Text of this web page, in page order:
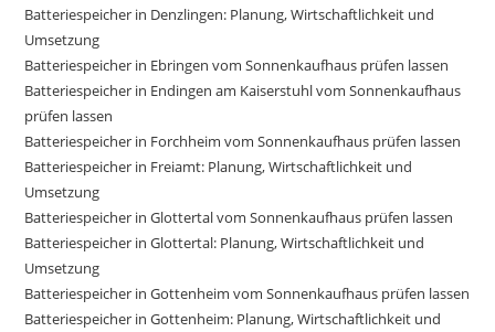
Batteriespeicher in Denzlingen: Planung, Wirtschaftlichkeit und
Umsetzung
Batteriespeicher in Ebringen vom Sonnenkaufhaus prüfen lassen
Batteriespeicher in Endingen am Kaiserstuhl vom Sonnenkaufhaus
prüfen lassen
Batteriespeicher in Forchheim vom Sonnenkaufhaus prüfen lassen
Batteriespeicher in Freiamt: Planung, Wirtschaftlichkeit und
Umsetzung
Batteriespeicher in Glottertal vom Sonnenkaufhaus prüfen lassen
Batteriespeicher in Glottertal: Planung, Wirtschaftlichkeit und
Umsetzung
Batteriespeicher in Gottenheim vom Sonnenkaufhaus prüfen lassen
Batteriespeicher in Gottenheim: Planung, Wirtschaftlichkeit und